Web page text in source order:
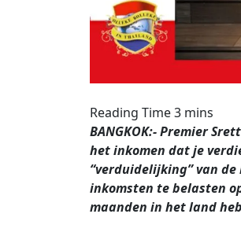
BANGKOK:- Premier
het inkomen dat je
“verduidelijking” van
inkomsten te belasten
maanden in het land